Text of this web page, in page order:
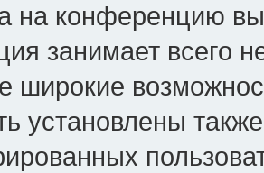
на конференцию
занимает всего
широкие
установлены